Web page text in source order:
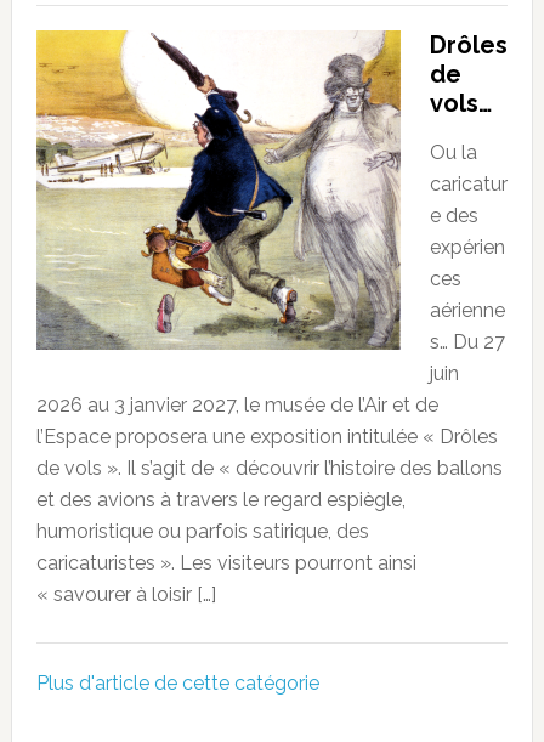
Drôles
de
vols…
Ou la
caricatur
e des
expérien
ces
aérienne
s… Du 27
juin
2026 au 3 janvier 2027, le musée de l’Air et de
l’Espace proposera une exposition intitulée « Drôles
de vols ». Il s’agit de « découvrir l’histoire des ballons
et des avions à travers le regard espiègle,
humoristique ou parfois satirique, des
caricaturistes ». Les visiteurs pourront ainsi
« savourer à loisir […]
Plus d'article de cette catégorie